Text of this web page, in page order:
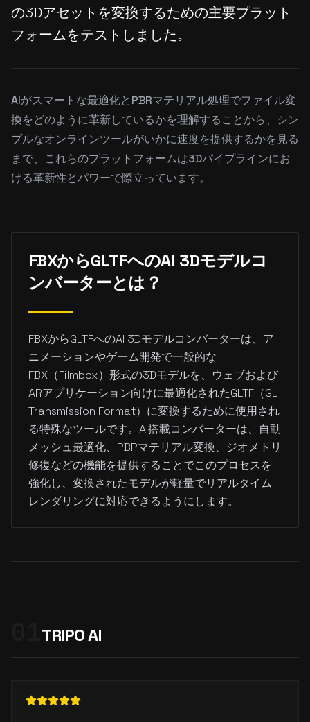
の3Dアセットを変換するための主要プラット
フォームをテストしました。
AIがスマートな最適化とPBRマテリアル処理でファイル変
換をどのように革新しているかを理解することから、シン
プルなオンラインツールがいかに速度を提供するかを見る
まで、これらのプラットフォームは3Dパイプラインにお
ける革新性とパワーで際立っています。
FBXからGLTFへのAI 3Dモデルコ
ンバーターとは？
FBXからGLTFへのAI 3Dモデルコンバーターは、ア
ニメーションやゲーム開発で一般的な
FBX（Filmbox）形式の3Dモデルを、ウェブおよび
ARアプリケーション向けに最適化されたGLTF（GL
Transmission Format）に変換するために使用され
る特殊なツールです。AI搭載コンバーターは、自動
メッシュ最適化、PBRマテリアル変換、ジオメトリ
修復などの機能を提供することでこのプロセスを
強化し、変換されたモデルが軽量でリアルタイム
レンダリングに対応できるようにします。
TRIPO AI